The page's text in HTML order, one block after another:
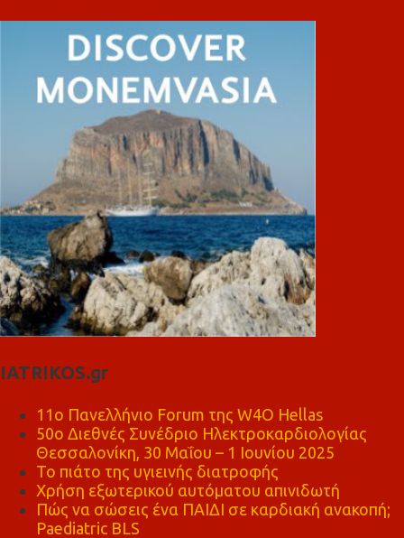
IATRIKOS.gr
11ο Πανελλήνιο Forum της W4O Hellas
50ο Διεθνές Συνέδριο Ηλεκτροκαρδιολογίας
Θεσσαλονίκη, 30 Μαΐου – 1 Ιουνίου 2025
Το πιάτο της υγιεινής διατροφής
Χρήση εξωτερικού αυτόματου απινιδωτή
Πώς να σώσεις ένα ΠΑΙΔΙ σε καρδιακή ανακοπή;
Paediatric BLS